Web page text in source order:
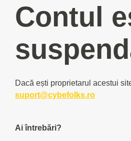
Contul
Dacă ești proprietarul acestui
suport@cybefolks.ro
Ai întrebări?